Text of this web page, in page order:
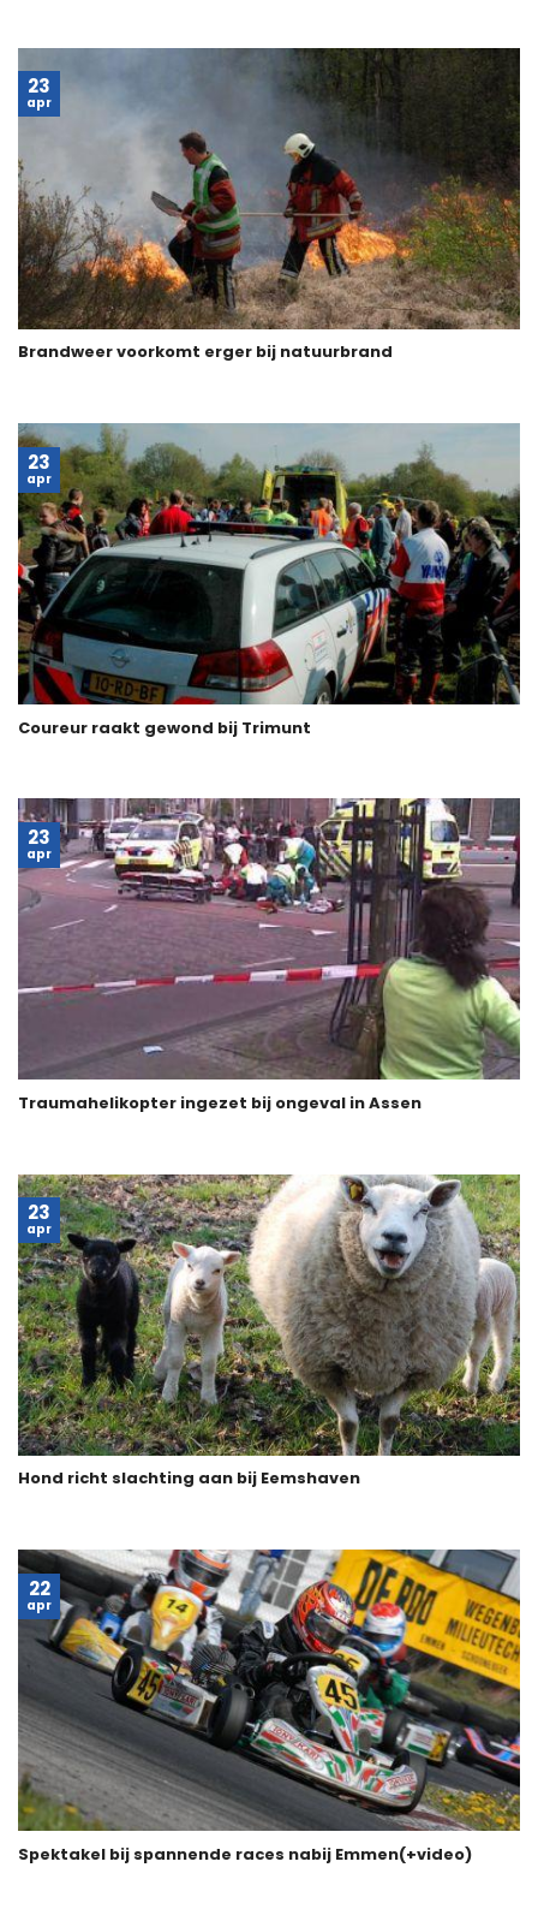
Brandweer voorkomt erger bij natuurbrand
23
apr
Coureur raakt gewond bij Trimunt
23
apr
Traumahelikopter ingezet bij ongeval in Assen
23
apr
Hond richt slachting aan bij Eemshaven
23
apr
Spektakel bij spannende races nabij Emmen(+video)
22
apr